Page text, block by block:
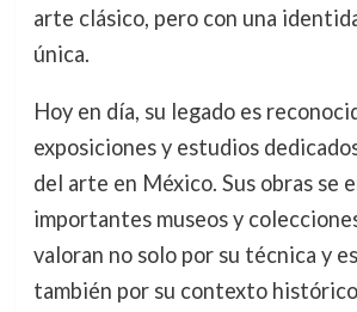
arte clásico, pero con una
única.
Hoy en día, su legado es
exposiciones y estudios
del arte en México. Sus obras se
importantes museos y
valoran no solo por su técnica y
también por su contexto